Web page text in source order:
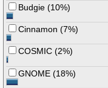
Budgie (10%)
Cinnamon (7%)
COSMIC (2%)
GNOME (18%)